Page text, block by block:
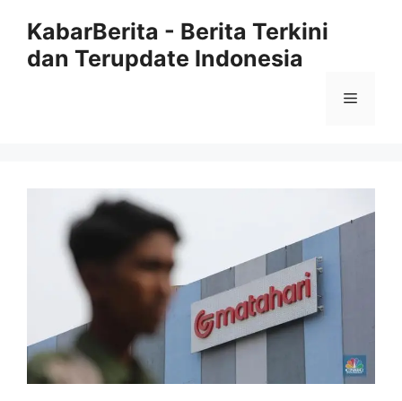
KabarBerita - Berita Terkini
dan Terupdate Indonesia
Menu